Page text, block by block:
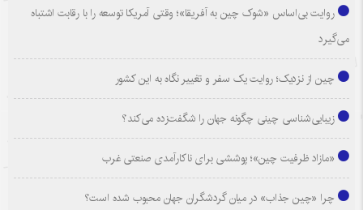
روایت بی‌اساس «شوک چین به آفریقا»؛ وقتی آمریکا توسعه را با رقابت اشتباه
می‌گیرد
چین از نزدیک؛ روایت یک سفر و تغییر نگاه به این کشور
زیبایی‌شناسی چینی چگونه جهان را شگفت‌زده می‌کند؟
«مازاد ظرفیت چین»؛ پوششی برای ناکارآمدی صنعتی غرب
چرا «چین جذاب» در میان گردشگران جهان محبوب شده است؟